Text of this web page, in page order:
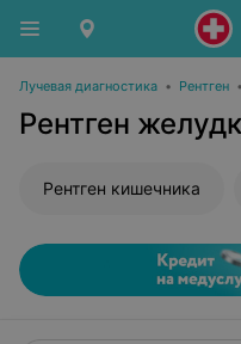
Лучевая диагностика • Рентген •
Рентген
Рентген кишечника